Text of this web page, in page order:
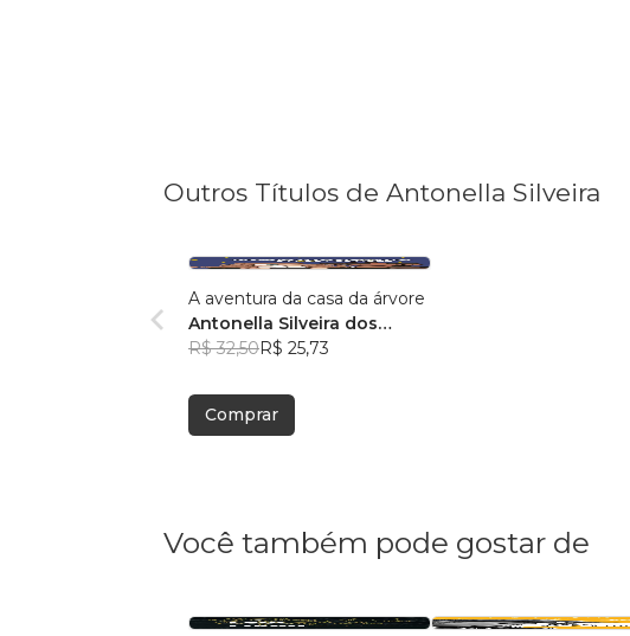
Outros Títulos de Antonella Silveira
A aventura da casa da árvore
Antonella Silveira dos
Santos
R$ 32,50R$ 25,73
Comprar
Você também pode gostar de